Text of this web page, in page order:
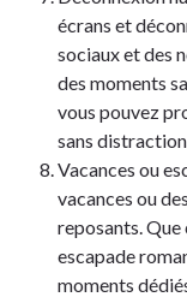
écrans et
sociaux et des
des moments
vous pouvez
sans
Vacances ou
vacances ou
reposants. Que
escapade
moments